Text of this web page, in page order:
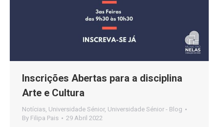
Inscrições Abertas para a disciplina
Arte e Cultura
Notícias, Universidade Sénior, Universidade Sénior - Blog
By Filipa Pais 29 Abril 2022